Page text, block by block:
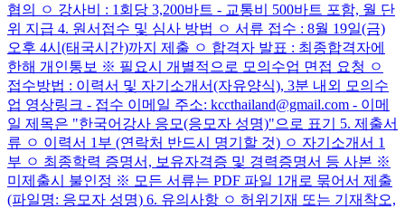
협의 ㅇ 강사비 : 1회당 3,200바트 - 교통비 500바트 포함, 월 단
위 지급 4. 원서접수 및 심사 방법 ㅇ 서류 접수 : 8월 19일(금)
오후 4시(태국시간)까지 제출 ㅇ 합격자 발표 : 최종합격자에
한해 개인통보 ※ 필요시 개별적으로 모의수업 면접 요청 ㅇ
접수방법 : 이력서 및 자기소개서(자유양식), 3분 내외 모의수
업 영상링크 - 접수 이메일 주소: kccthailand@gmail.com - 이메
일 제목은 "한국어강사 응모(응모자 성명)"으로 표기 5. 제출서
류 ㅇ 이력서 1부 (연락처 반드시 명기할 것) ㅇ 자기소개서 1
부 ㅇ 최종학력 증명서, 보유자격증 및 경력증명서 등 사본 ※
미제출시 불인정 ※ 모든 서류는 PDF 파일 1개로 묶어서 제출
(파일명: 응모자 성명) 6. 유의사항 ㅇ 허위기재 또는 기재착오,